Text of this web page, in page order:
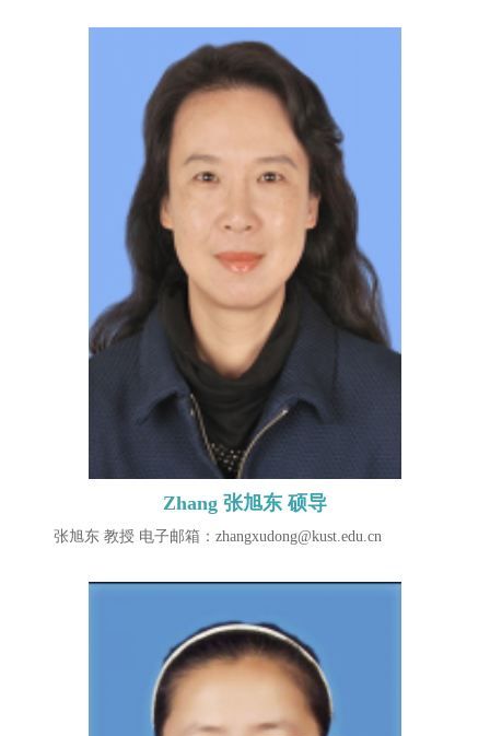
Zhang 张旭东 硕导
​ 张旭东 教授 电子邮箱：zhangxudong@kust.edu.cn